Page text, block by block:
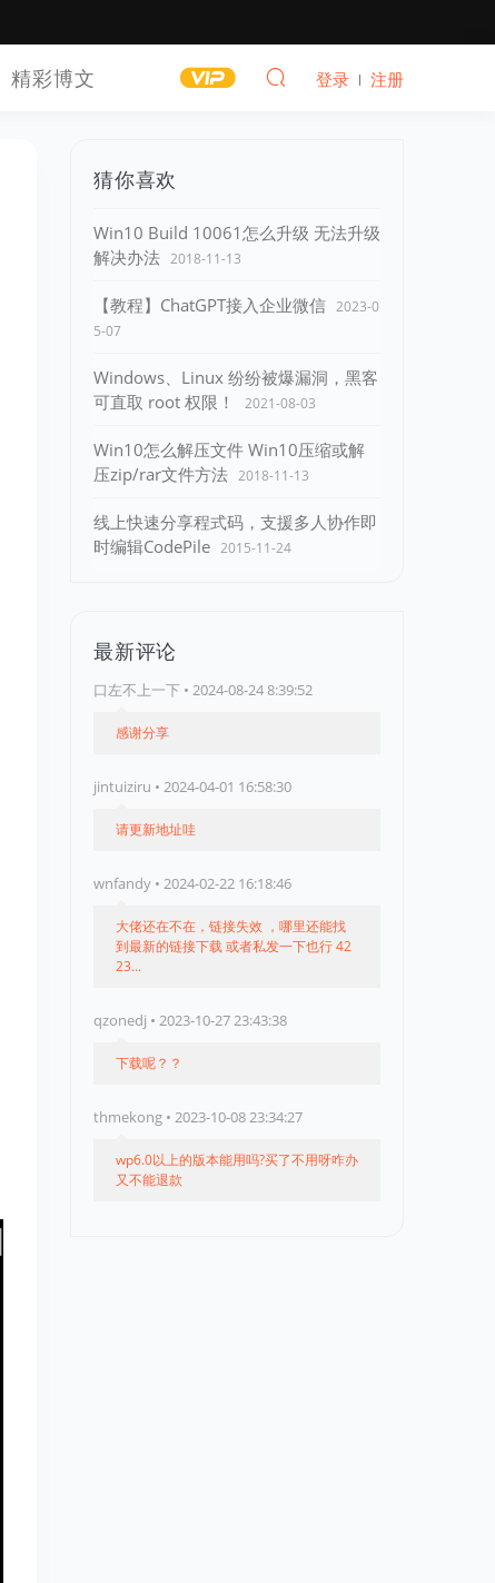
精彩博文 登录 注册
猜你喜欢
Win10 Build 10061怎么升级 无法升级
解决办法 2018-11-13
【教程】ChatGPT接入企业微信 2023-0
5-07
Windows、Linux 纷纷被爆漏洞，黑客
可直取 root 权限！
2021-08-03
Win10怎么解压文件 Win10压缩或解
压zip/rar文件方法 2018-11-13
线上快速分享程式码，支援多人协作即
时编辑CodePile 2015-11-24
最新评论
口左不上一下 • 2024-08-24 8:39:52
感谢分享
jintuiziru • 2024-04-01 16:58:30
请更新地址哇
wnfandy • 2024-02-22 16:18:46
大佬还在不在，链接失效 ，哪里还能找
到最新的链接下载 或者私发一下也行 42
23...
qzonedj • 2023-10-27 23:43:38
下载呢？？
thmekong • 2023-10-08 23:34:27
wp6.0以上的版本能用吗?买了不用呀咋办
又不能退款